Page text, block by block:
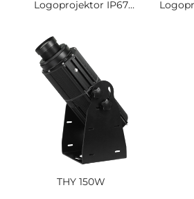
Logoprojektor IP67
Advarselsskærm
THY 150W